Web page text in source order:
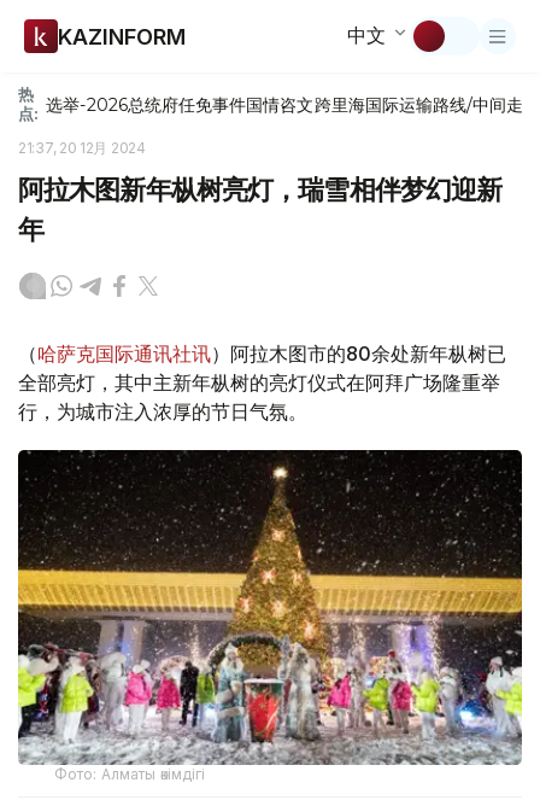
KAZINFORM 中文
热
点: 选举-2026总统府任免事件国情咨文跨里海国际运输路线/中间走廊
21:37, 20 12月 2024
阿拉木图新年枞树亮灯，瑞雪相伴梦幻迎新
年
（哈萨克国际通讯社讯）阿拉木图市的80余处新年枞树已
全部亮灯，其中主新年枞树的亮灯仪式在阿拜广场隆重举
行，为城市注入浓厚的节日气氛。
Фото: Алматы әкімдігі